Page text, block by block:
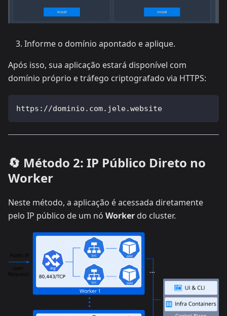
Informe o domínio apontado e aplique.
Após isso, sua aplicação estará disponível com
domínio próprio e tráfego criptografado via HTTPS:
https://dominio.com.jele.website
🔄 Método 2: IP Público Direto no
Worker
Neste método, a aplicação é acessada diretamente
pelo IP público de um nó Worker do cluster.